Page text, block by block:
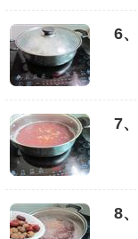
6、
7、
8、